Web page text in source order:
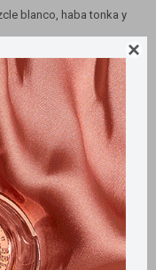

blanco, haba tonka y
envío